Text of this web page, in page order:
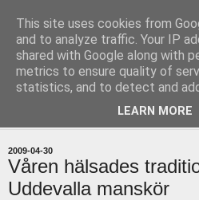
med stort och smått från
2009-04-30
Våren hälsades
Uddevalla manskör
This site uses cookies from
and to analyze traffic. Your IP
shared with Google along with
metrics to ensure quality of
statistics, and to detect and
LEARN MORE